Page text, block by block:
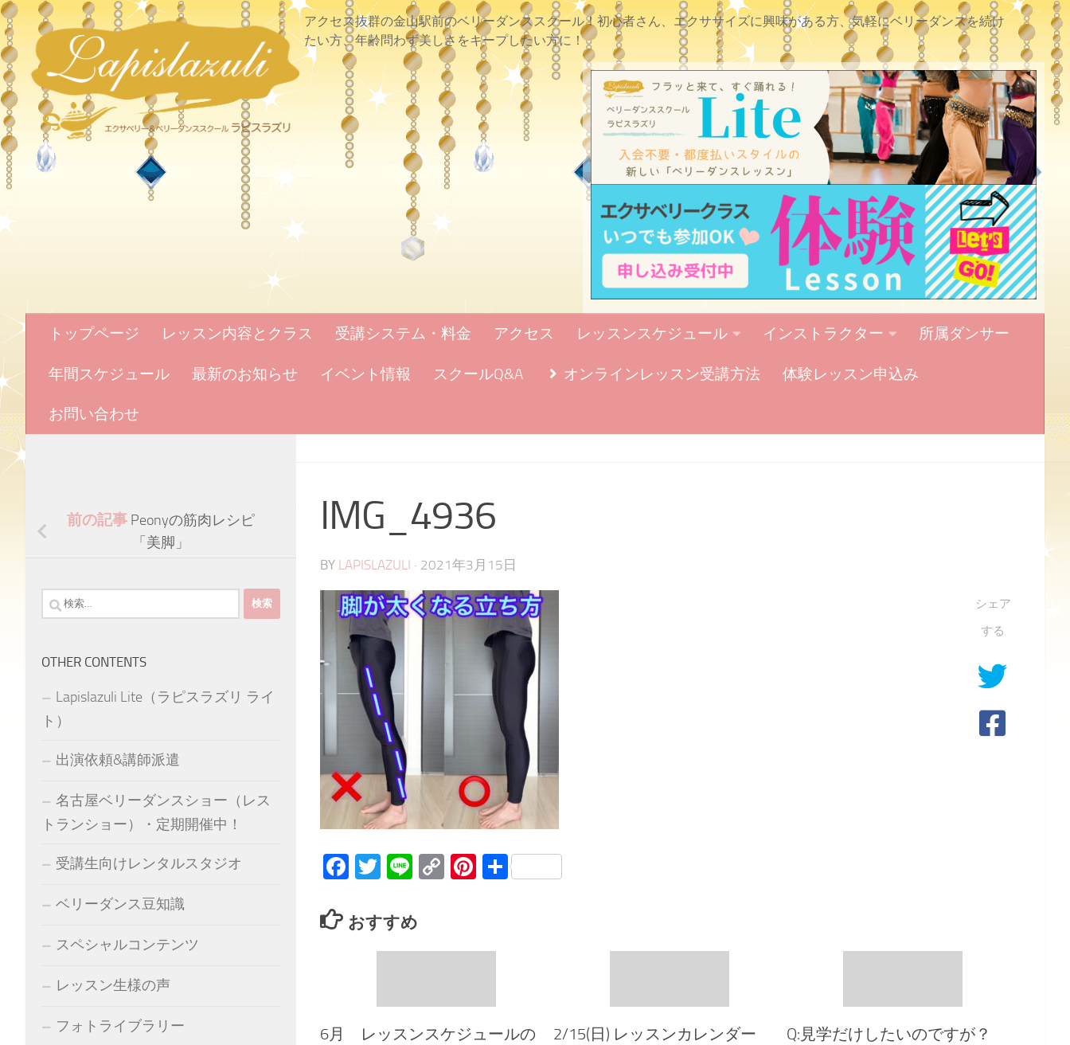
アクセス抜群の金山駅前のベリーダンススクール！初心者さん、エクササイズに興味がある方、気軽にベリーダンスを続け
たい方、年齢問わず美しさをキープしたい方に！
トップページ レッスン内容とクラス 受講システム・料金 アクセス レッスンスケジュール インストラクター 所属ダンサー
年間スケジュール 最新のお知らせ イベント情報 スクールQ&A オンラインレッスン受講方法 体験レッスン申込み
お問い合わせ
IMG_4936
BY LAPISLAZULI · 2021年3月15日
Facebook
Twitter
LineCopyPinterest
共
シェア
する
おすすめ
6月 レッスンスケジュールの
2/15(日) レッスンカレンダー
Q:見学だけしたいのですが？
前の記事 Peonyの筋肉レシピ
「美脚」
検
索:
OTHER CONTENTS
Lapislazuli Lite（ラピスラズリ ライ
ト）
出演依頼&講師派遣
名古屋ベリーダンスショー（レス
トランショー）・定期開催中！
受講生向けレンタルスタジオ
ベリーダンス豆知識
スペシャルコンテンツ
レッスン生様の声
フォトライブラリー